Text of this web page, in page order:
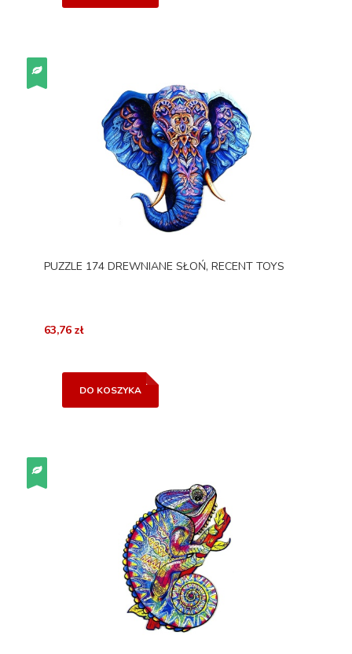
PUZZLE 174 DREWNIANE SŁOŃ, RECENT TOYS
63,76 zł
DO KOSZYKA